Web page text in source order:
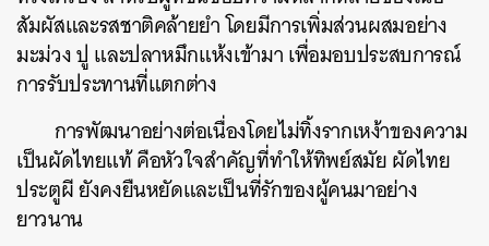
สัมผัสและรสชาติคล้ายยำ โดยมีการเพิ่มส่วนผสมอย่าง
มะม่วง ปู และปลาหมึกแห้งเข้ามา เพื่อมอบประสบการณ์
การรับประทานที่แตกต่าง
การพัฒนาอย่างต่อเนื่องโดยไม่ทิ้งรากเหง้าของความ
เป็นผัดไทยแท้ คือหัวใจสำคัญที่ทำให้ทิพย์สมัย ผัดไทย
ประตูผี ยังคงยืนหยัดและเป็นที่รักของผู้คนมาอย่าง
ยาวนาน